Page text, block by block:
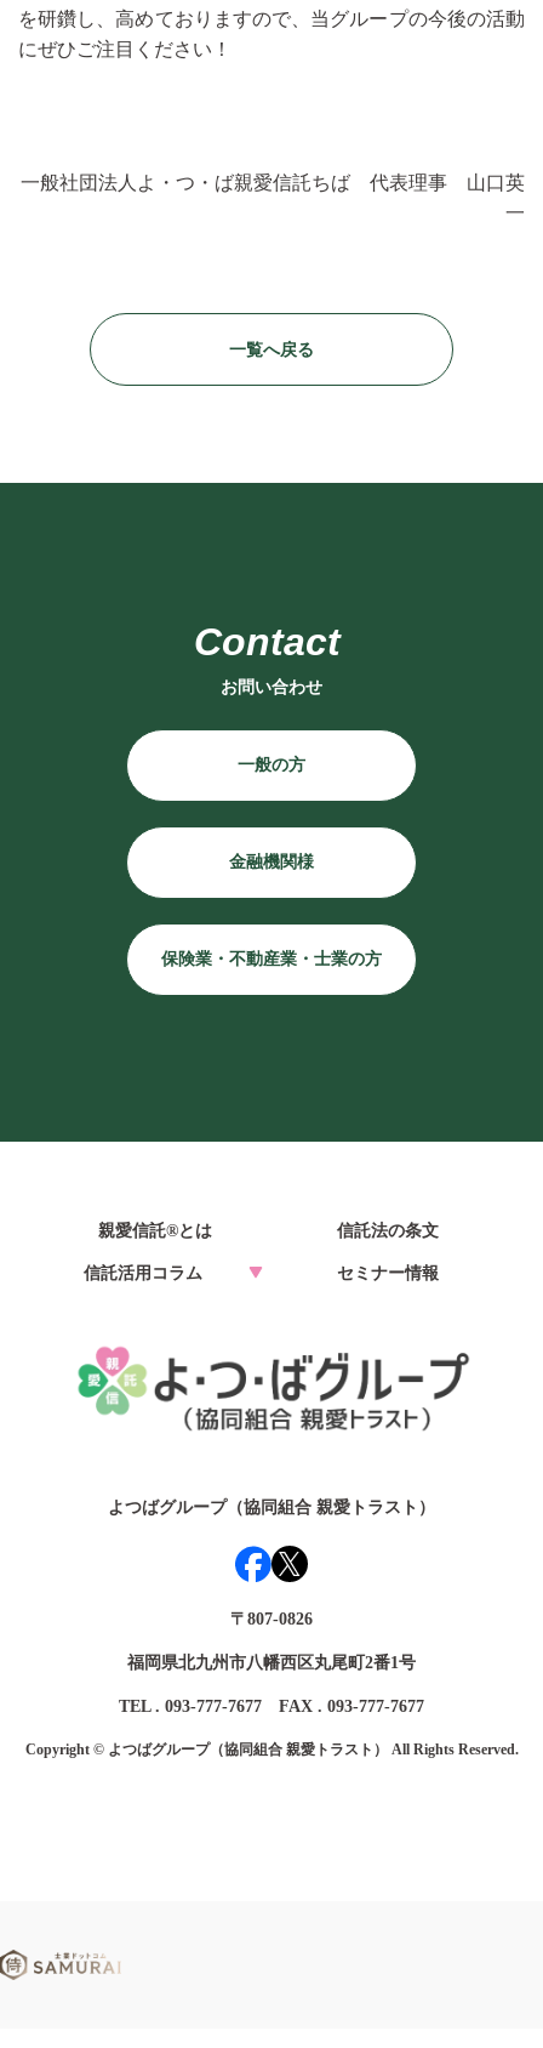
を研鑽し、高めておりますので、当グループの今後の活動
にぜひご注目ください！
一般社団法人よ・つ・ば親愛信託ちば 代表理事 山口英
一
一覧へ戻る
お問い合わせ
一般の方
金融機関様
保険業・不動産業・士業の方
親愛信託®とは 信託法の条文
信託活用コラム セミナー情報
よつばグループ（協同組合 親愛トラスト）
〒807-0826
福岡県北九州市八幡西区丸尾町2番1号
TEL . 093-777-7677 FAX . 093-777-7677
Copyright © よつばグループ（協同組合 親愛トラスト） All Rights Reserved.